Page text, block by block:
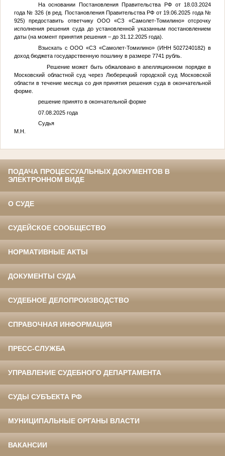
На основании Постановления Правительства РФ от 18.03.2024
года № 326 (в ред. Постановления Правительства РФ от 19.06.2025 года №
925) предоставить ответчику ООО «СЗ «Самолет-Томилино» отсрочку
исполнения решения суда до установленной указанным постановлением
даты (на момент принятия решения – до 31.12.2025 года).
Взыскать с ООО «СЗ «Самолет-Томилино» (ИНН 5027240182) в
доход бюджета государственную пошлину в размере 7741 рубль.
Решение может быть обжаловано в апелляционном порядке в
Московский областной суд через Люберецкий городской суд Московской
области в течение месяца со дня принятия решения суда в окончательной
форме.
решение принято в окончательной форме
07.08.2025 года
Судья
М.Н.
ПОДАЧА ПРОЦЕССУАЛЬНЫХ ДОКУМЕНТОВ В
ЭЛЕКТРОННОМ ВИДЕ
О СУДЕ
СУДЕЙСКОЕ СООБЩЕСТВО
НОРМАТИВНЫЕ АКТЫ
ДОКУМЕНТЫ СУДА
СУДЕБНОЕ ДЕЛОПРОИЗВОДСТВО
СПРАВОЧНАЯ ИНФОРМАЦИЯ
ПРЕСС-СЛУЖБА
УПРАВЛЕНИЕ СУДЕБНОГО ДЕПАРТАМЕНТА
СУДЫ СУБЪЕКТА РФ
МУНИЦИПАЛЬНЫЕ ОРГАНЫ ВЛАСТИ
ВАКАНСИИ